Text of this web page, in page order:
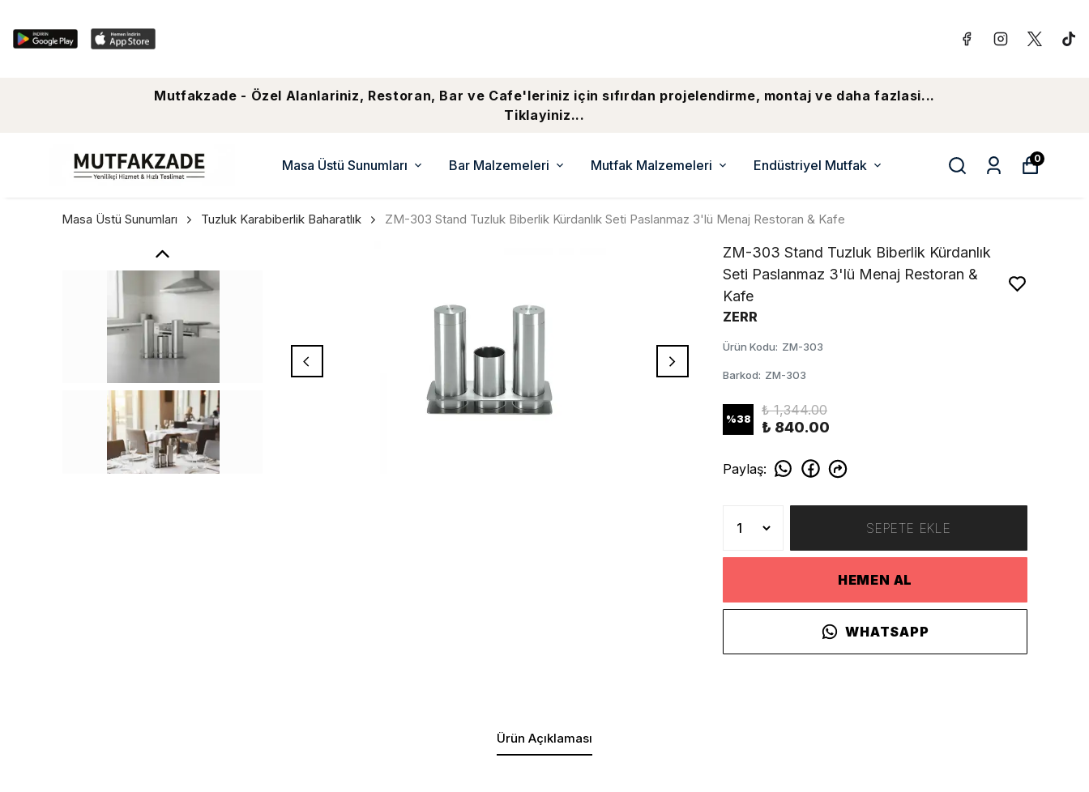
Mutfakzade - Özel Alanlariniz, Restoran, Bar ve Cafe'leriniz için sıfırdan projelendirme, montaj ve daha fazlasi...
Tiklayiniz...
Masa Üstü Sunumları Bar Malzemeleri Mutfak Malzemeleri Endüstriyel Mutfak 0
Masa Üstü Sunumları Tuzluk Karabiberlik Baharatlık ZM-303 Stand Tuzluk Biberlik Kürdanlık Seti Paslanmaz 3'lü Menaj Restoran & Kafe
ZM-303 Stand Tuzluk Biberlik Kürdanlık
Seti Paslanmaz 3'lü Menaj Restoran &
Kafe
ZERR
Ürün Kodu: ZM-303
Barkod: ZM-303
%38
₺ 1,344.00
₺ 840.00
Paylaş:
SEPETE EKLE
HEMEN AL
WHATSAPP
Ürün Açıklaması